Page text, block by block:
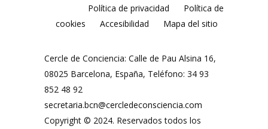
Política de privacidad
Política de
cookies
Accesibilidad Mapa del sitio
Cercle de Conciencia: Calle de Pau Alsina 16,
08025 Barcelona, España, Teléfono: 34 93
852 48 92
secretaria.bcn@cercledeconsciencia.com
Copyright © 2024. Reservados todos los